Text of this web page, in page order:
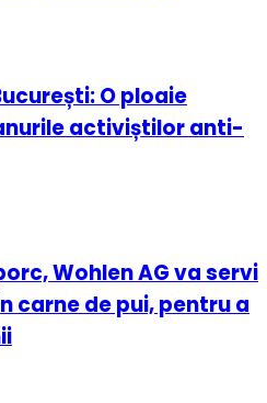
O ploaie
activiștilor anti-
Wohlen AG va servi
carne de pui, pentru a